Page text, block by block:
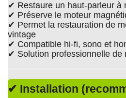
✔ Restaure un haut-parleur à
✔ Préserve le moteur
✔ Permet la restauration de
vintage
✔ Compatible hi-fi, sono et
✔ Solution professionnelle de
✔ Installation